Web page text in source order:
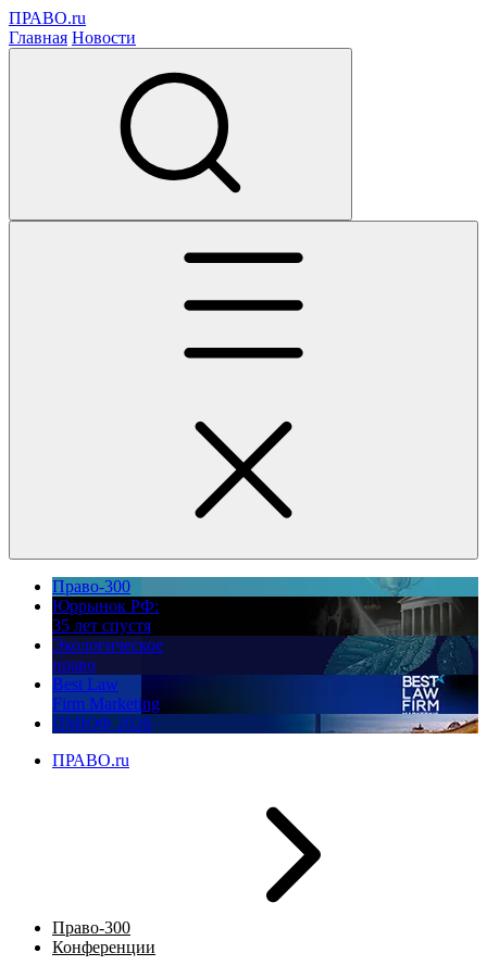
ПРАВО.ru
Главная Новости
Право-300
Юррынок РФ:
35 лет спустя
Экологическое
право
Best Law
Firm Marketing
ПМЮФ 2026
ПРАВО.ru
Право-300
Конференции